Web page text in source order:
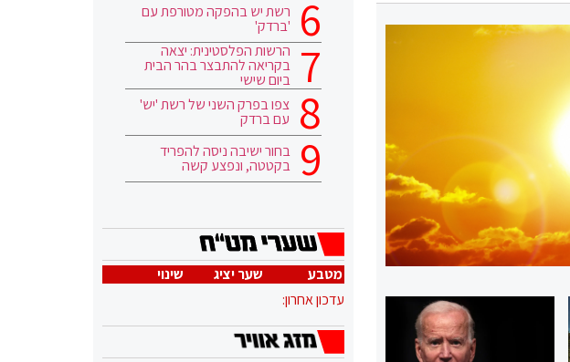
רשת יש בהפקה מטורפת עם
'ברדק'
הרשות הפלסטינית: יצאה
בקריאה להתבצר בהר הבית
ביום שישי
צפו בפרק השני של רשת 'יש'
עם ברדק
בחור ישיבה ניסה להפריד
בקטטה, ונפצע קשה
מטבע שער יציג
שינוי
עדכון אחרון: